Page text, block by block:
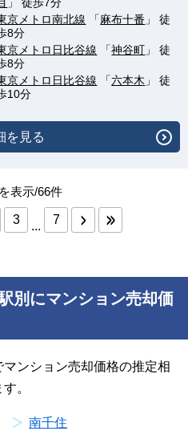
京メトロ南北線 「麻布十番 」 徒
8分
京メトロ日比谷線 「神谷町 」 徒
8分
京メトロ日比谷線 「六本木 」 徒
10分
を見る
表示/66件
3 ... 7
別にマンション売却価
ンション売却価格の推定相
。
南千住